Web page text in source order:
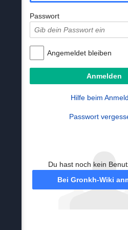
Passwort
Angemeldet bleiben
Hilfe beim
Passwort
Du hast noch kein
Bei Gronkh-Wiki